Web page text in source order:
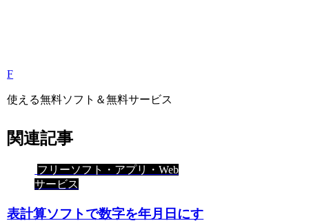
F
使える無料ソフト＆無料サービス
関連記事
フリーソフト・アプリ・Web
サービス
表計算ソフトで数字を年月日にす